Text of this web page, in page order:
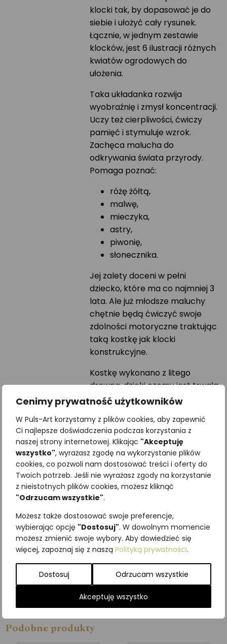
Cenimy prywatność użytkowników
W Puls-Art korzystamy z plików cookies, aby zapewnić
Ci najlepsze doświadczenia podczas korzystania z
naszej strony internetowej. Klikając "Akceptuję
wszystko", wyrażasz zgodę na wykorzystanie plików
cookies, co pozwoli nam dostosować treści i oferty do
Twoich potrzeb. Jeśli nie wyrażasz zgody na korzystanie
z nieistotnych plików cookies, możesz kliknąć
"Odrzucam wszystkie".
Możesz także dostosować swoje preferencje,
wybierając opcję "Dostosuj". W dowolnym momencie
możesz zmienić swoje wybory. Aby dowiedzieć się
więcej, zapoznaj się z naszą Polityką prywatności.
Dostosuj Odrzucam wszystkie
Akceptuję wszystko
klocki tak, by dopasować je do
siebie i ułożyć cały rysunek.
Łącznie, w jednym zestawie
klocków, jest 6 ilustracji różnych
kwiatów ogrodowych do
ułożenia.
Taka układanka rozwija
wyobraźnię i zmysł koncentracji.
Uczy też cierpliwości, ćwiczy
pamięć i stymuluje wzrok.
Zachęca malucha do
odkrywania świata przyrody.
Pomaga poznać:
różę żółtą,
malwę,
mieczyka,
astry,
piwonię,
słonecznika.
Jej zalety doceni w pełni
dziecko, które ma co najmniej 3
lata. Ale już młodsze maluchy
chętnie będą ćwiczyć swoje
zdolności motoryczne traktując
taką kostkę jak klocki
konstrukcyjne.
Kostkę wykonano z litego
drewna, dzięki czemu jest trwała
oraz przyjazna środowisku. Do
nadruku ilustracji użyliśmy farb
neutralnych dla zdrowia i
przyrody. Możesz być spokojna,
Twoje dziecko jest bezpieczne w
czasie zabawy klockami Puls-
Art.
W naszej ofercie znajdziesz
wyboru. Możesz też stworzyć
własny wzór na zamówienie.
Aby to zrobić, napisz do nas
Dla dzieci w wieku 3+
Wymiary klocka 4 x 4 x 4 cm
Podobne produkty